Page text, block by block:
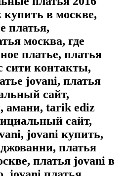
в москве,
платья,
москва, где
платье, платья
сити контакты,
jovani, платья
сайт,
амани, tarik ediz
сайт,
jovani купить,
платья
платья jovani в